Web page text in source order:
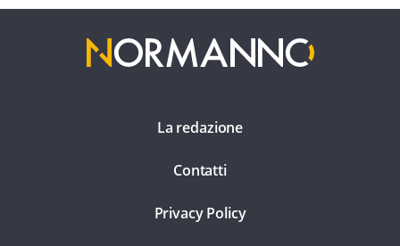
La redazione
Contatti
Privacy Policy